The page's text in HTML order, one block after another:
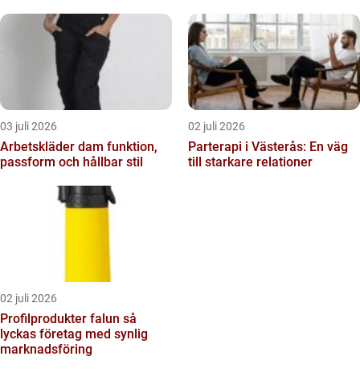
03 juli 2026
Arbetskläder dam funktion,
passform och hållbar stil
02 juli 2026
Parterapi i Västerås: En väg
till starkare relationer
02 juli 2026
Profilprodukter falun så
lyckas företag med synlig
marknadsföring